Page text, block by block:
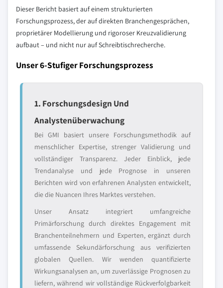
Dieser Bericht basiert auf einem strukturierten
Forschungsprozess, der auf direkten Branchengesprächen,
proprietärer Modellierung und rigoroser Kreuzvalidierung
aufbaut – und nicht nur auf Schreibtischrecherche.
Unser 6-Stufiger Forschungsprozess
1. Forschungsdesign Und
Analystenüberwachung
Bei GMI basiert unsere Forschungsmethodik auf
menschlicher Expertise, strenger Validierung und
vollständiger Transparenz. Jeder Einblick, jede
Trendanalyse und jede Prognose in unseren
Berichten wird von erfahrenen Analysten entwickelt,
die die Nuancen Ihres Marktes verstehen.
Unser Ansatz integriert umfangreiche
Primärforschung durch direktes Engagement mit
Branchenteilnehmern und Experten, ergänzt durch
umfassende Sekundärforschung aus verifizierten
globalen Quellen. Wir wenden quantifizierte
Wirkungsanalysen an, um zuverlässige Prognosen zu
liefern, während wir vollständige Rückverfolgbarkeit